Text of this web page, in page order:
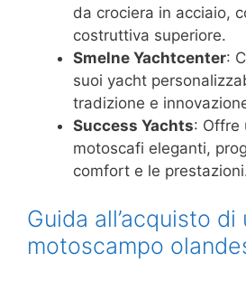
da crociera in acciaio,
costruttiva superiore.
Smelne Yachtcenter:
suoi yacht
tradizione e
Success Yachts: Offre
motoscafi eleganti,
comfort e le
Guida all’acquisto di
motoscampo